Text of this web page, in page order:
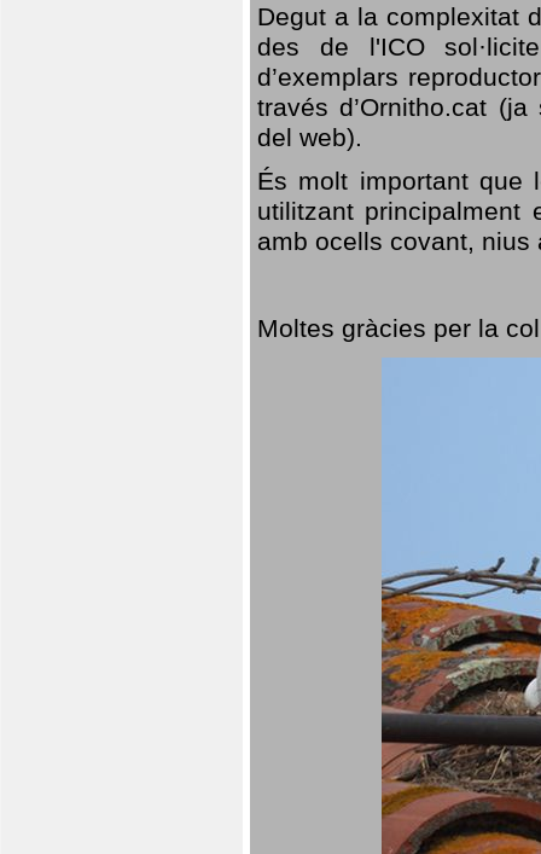
Degut a la complexitat
des de l'ICO
d’exemplars
través d’Ornitho.cat
del web).
És molt important que
utilitzant
amb ocells covant,
Moltes gràcies per la